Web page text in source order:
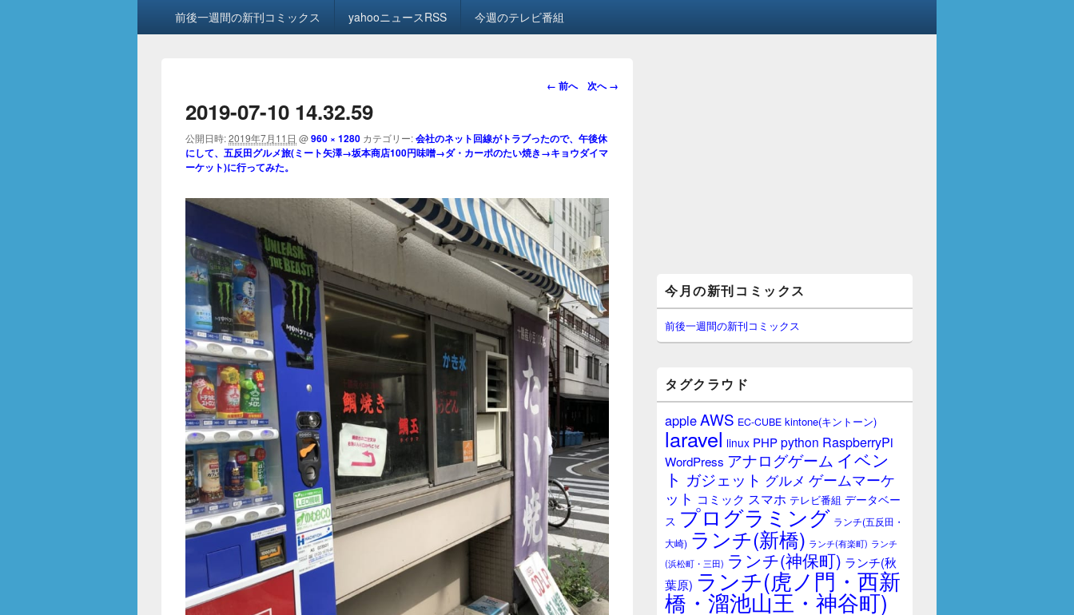
前後一週間の新刊コミックス yahooニュースRSS 今週のテレビ番組
画
ビ
ゲ
ョ
ン
← 前へ 次へ →
2019-07-10 14.32.59
公開日時:2019年7月11日 @960 × 1280 カテゴリー:会社のネット回線がトラブったので、午後休
にして、五反田グルメ旅(ミート矢澤→坂本商店100円味噌→ダ・カーポのたい焼き→キョウダイマ
ーケット)に行ってみた。
イ
ン
サ
イ
ー
ジ
ッ
ト
今月の新刊コミックス
前後一週間の新刊コミックス
タグクラウド
appleAWS EC-CUBE kintone(キントーン)
laravel linux PHPpython RaspberryPi
WordPress アナログゲーム イベン
ト ガジェット グルメ ゲームマーケ
ット コミック スマホ テレビ番組 データベー
ス プログラミング ランチ(五反田・
大崎) ランチ(新橋) ランチ(有楽町) ランチ
(浜松町・三田) ランチ(神保町) ランチ(秋
葉原) ランチ(虎ノ門・西新
橋・溜池山王・神谷町)